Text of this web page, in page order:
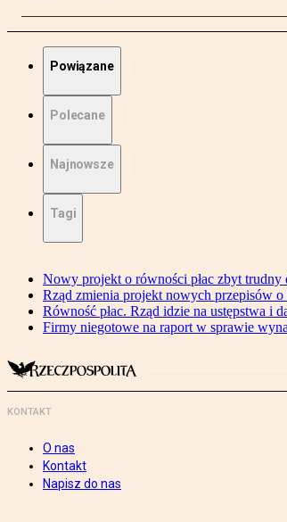
Powiązane
Polecane
Najnowsze
Tagi
Nowy projekt o równości płac zbyt
Rząd zmienia projekt nowych przepisów o
Równość płac. Rząd idzie na ustępstwa i
Firmy niegotowe na raport w sprawie
KONTAKT
O nas
Kontakt
Napisz do nas